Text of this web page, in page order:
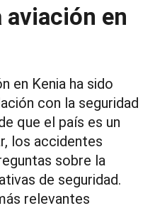
aviación en
en Kenia ha sido
con la seguridad
que el país es un
los accidentes
sobre la
de seguridad.
relevantes